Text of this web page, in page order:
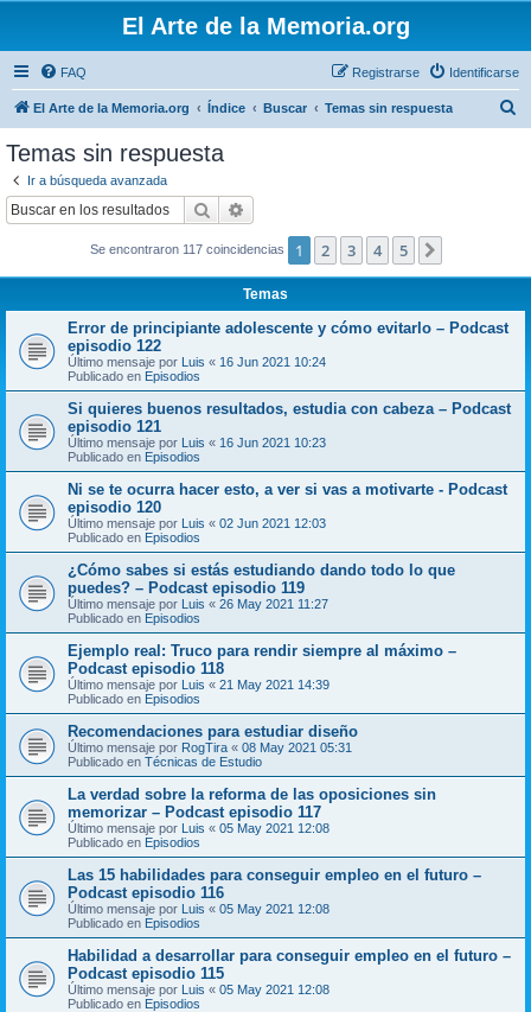
El Arte de la Memoria.org
FAQ Identificarse
Registrarse
El Arte de la Memoria.org Índice Buscar Temas sin respuesta
Temas sin respuesta
Ir a búsqueda avanzada
Buscar
Se encontraron 117 coincidencias 1 2 3 4 5
Temas
Error de principiante adolescente y cómo evitarlo – Podcast
episodio 122
Último mensaje por Luis « 16 Jun 2021 10:24
Publicado en Episodios
Si quieres buenos resultados, estudia con cabeza – Podcast
episodio 121
Último mensaje por Luis « 16 Jun 2021 10:23
Publicado en Episodios
Ni se te ocurra hacer esto, a ver si vas a motivarte - Podcast
episodio 120
Último mensaje por Luis « 02 Jun 2021 12:03
Publicado en Episodios
¿Cómo sabes si estás estudiando dando todo lo que
puedes? – Podcast episodio 119
Último mensaje por Luis « 26 May 2021 11:27
Publicado en Episodios
Ejemplo real: Truco para rendir siempre al máximo –
Podcast episodio 118
Último mensaje por Luis « 21 May 2021 14:39
Publicado en Episodios
Recomendaciones para estudiar diseño
Último mensaje por RogTira « 08 May 2021 05:31
Publicado en Técnicas de Estudio
La verdad sobre la reforma de las oposiciones sin
memorizar – Podcast episodio 117
Último mensaje por Luis « 05 May 2021 12:08
Publicado en Episodios
Las 15 habilidades para conseguir empleo en el futuro –
Podcast episodio 116
Último mensaje por Luis « 05 May 2021 12:08
Publicado en Episodios
Habilidad a desarrollar para conseguir empleo en el futuro –
Podcast episodio 115
Último mensaje por Luis « 05 May 2021 12:08
Publicado en Episodios